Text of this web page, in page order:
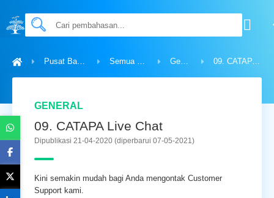
Pusat Bantuan Semua Topik General 09. CATAPA Live Chat
GENERAL
09. CATAPA Live Chat
Dipublikasi 21-04-2020 (diperbarui 07-05-2021)
Kini semakin mudah bagi Anda mengontak Customer
Support kami.